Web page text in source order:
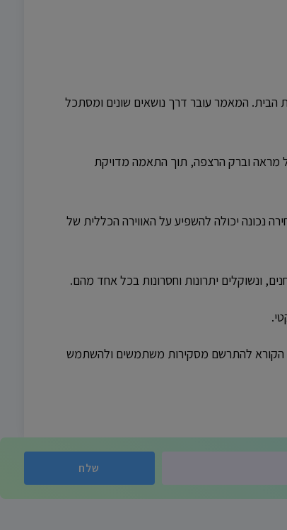
הבית. המאמר עובר דרך נושאים שונים ומסתכל
מראה וברק הרצפה, תוך התאמה מדויקת
נכונה יכולה להשפיע על האווירה הכללית של
ונשוקלים יתרונות וחסרונות בכל אחד מהם.
הקורא להתרשם מסקירות משתמשים ולהשתמש
שלח